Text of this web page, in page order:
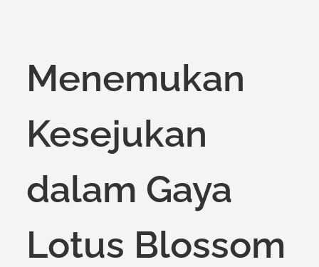
Menemukan
Kesejukan
dalam Gaya
Lotus Blossom